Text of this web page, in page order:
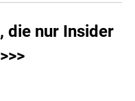
die nur Insider